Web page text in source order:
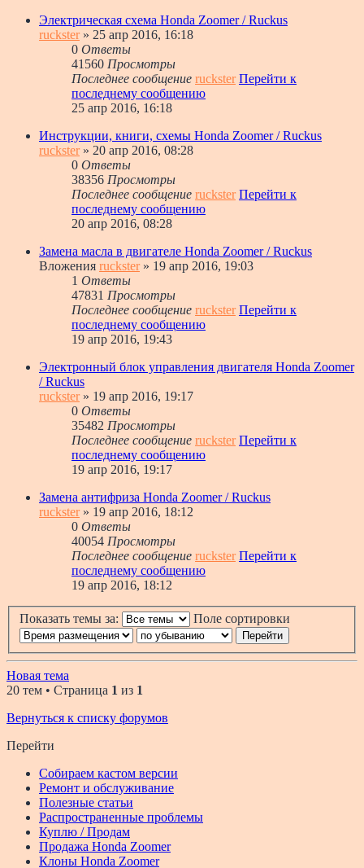
Электрическая схема Honda Zoomer / Ruckus
ruckster» 25 апр 2016, 16:18
0 Ответы
41560 Просмотры
Последнее сообщение ruckster Перейти к
последнему сообщению
25 апр 2016, 16:18
Инструкции, книги, схемы Honda Zoomer / Ruckus
ruckster» 20 апр 2016, 08:28
0 Ответы
38356 Просмотры
Последнее сообщение ruckster Перейти к
последнему сообщению
20 апр 2016, 08:28
Замена масла в двигателе Honda Zoomer / Ruckus
Вложения ruckster» 19 апр 2016, 19:03
1 Ответы
47831 Просмотры
Последнее сообщение ruckster Перейти к
последнему сообщению
19 апр 2016, 19:43
Электронный блок управления двигателя Honda Zoomer
/ Ruckus
ruckster» 19 апр 2016, 19:17
0 Ответы
35482 Просмотры
Последнее сообщение ruckster Перейти к
последнему сообщению
19 апр 2016, 19:17
Замена антифриза Honda Zoomer / Ruckus
ruckster» 19 апр 2016, 18:12
0 Ответы
40054 Просмотры
Последнее сообщение ruckster Перейти к
последнему сообщению
19 апр 2016, 18:12
Показать темы за: Поле сортировки
Новая тема
20 тем • Страница 1 из 1
Вернуться к списку форумов
Перейти
Собираем кастом версии
Ремонт и обслуживание
Полезные статьи
Распространенные проблемы
Куплю / Продам
Продажа Honda Zoomer
Клоны Honda Zoomer